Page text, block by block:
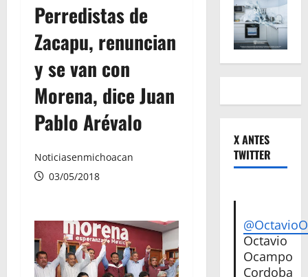
Perredistas de
Zacapu, renuncian
y se van con
Morena, dice Juan
Pablo Arévalo
Noticiasenmichoacan
03/05/2018
X ANTES
TWITTER
Octavio
Ocampo
Cordoba